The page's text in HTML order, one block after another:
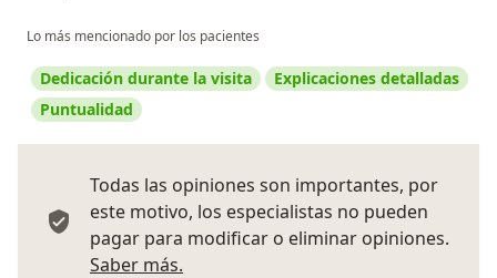
Lo más mencionado por los pacientes
Dedicación durante la visita
Explicaciones detalladas
Puntualidad
Todas las opiniones son importantes, por
este motivo, los especialistas no pueden
pagar para modificar o eliminar opiniones.
Saber más.